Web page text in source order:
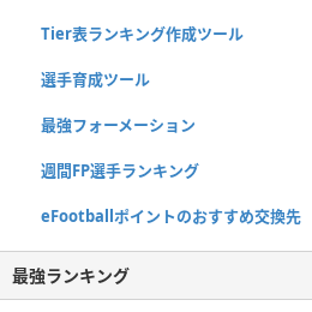
Tier表ランキング作成ツール
選手育成ツール
最強フォーメーション
週間FP選手ランキング
eFootballポイントのおすすめ交換先
最強ランキング